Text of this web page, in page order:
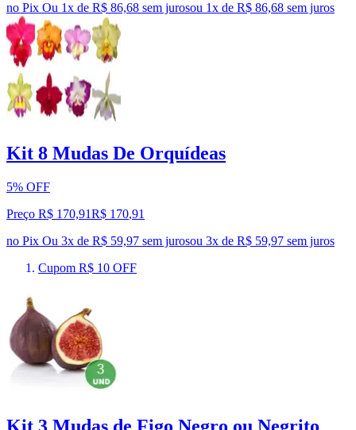
no Pix Ou 1x de R$ 86,68 sem jurosou 1x de R$ 86,68 sem juros
Kit 8 Mudas De Orquídeas
5% OFF
Preço R$ 170,91R$ 170,91
no Pix Ou 3x de R$ 59,97 sem jurosou 3x de R$ 59,97 sem juros
Cupom R$ 10 OFF